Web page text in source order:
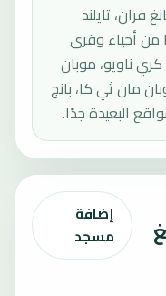
فران، تايلند
من أحياء وقرى
ناويو، موبان
مان ثي كا، بانج
البعيدة جدًا.
إضافة
مسجد